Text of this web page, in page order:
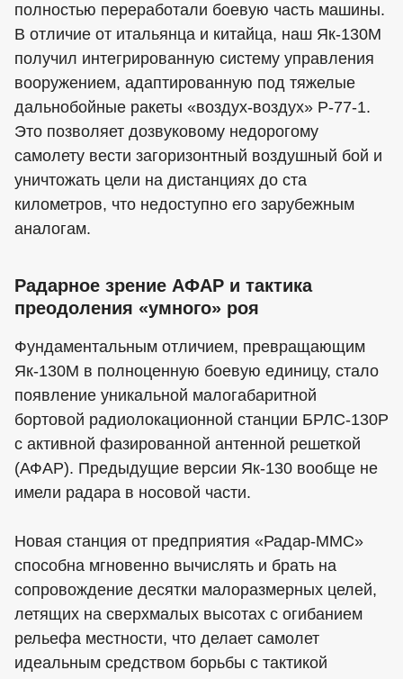
полностью переработали боевую часть машины.
В отличие от итальянца и китайца, наш Як-130М
получил интегрированную систему управления
вооружением, адаптированную под тяжелые
дальнобойные ракеты «воздух-воздух» Р-77-1.
Это позволяет дозвуковому недорогому
самолету вести загоризонтный воздушный бой и
уничтожать цели на дистанциях до ста
километров, что недоступно его зарубежным
аналогам.
Радарное зрение АФАР и тактика
преодоления «умного» роя
Фундаментальным отличием, превращающим
Як-130М в полноценную боевую единицу, стало
появление уникальной малогабаритной
бортовой радиолокационной станции БРЛС-130Р
с активной фазированной антенной решеткой
(АФАР). Предыдущие версии Як-130 вообще не
имели радара в носовой части.
Новая станция от предприятия «Радар-ММС»
способна мгновенно вычислять и брать на
сопровождение десятки малоразмерных целей,
летящих на сверхмалых высотах с огибанием
рельефа местности, что делает самолет
идеальным средством борьбы с тактикой